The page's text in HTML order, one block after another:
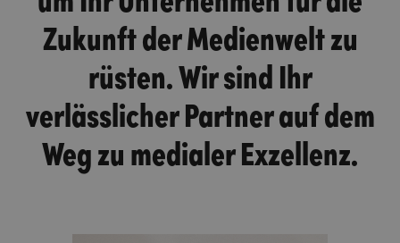
Zukunft der Medienwelt zu
rüsten. Wir sind Ihr
verlässlicher Partner auf dem
Weg zu medialer Exzellenz.